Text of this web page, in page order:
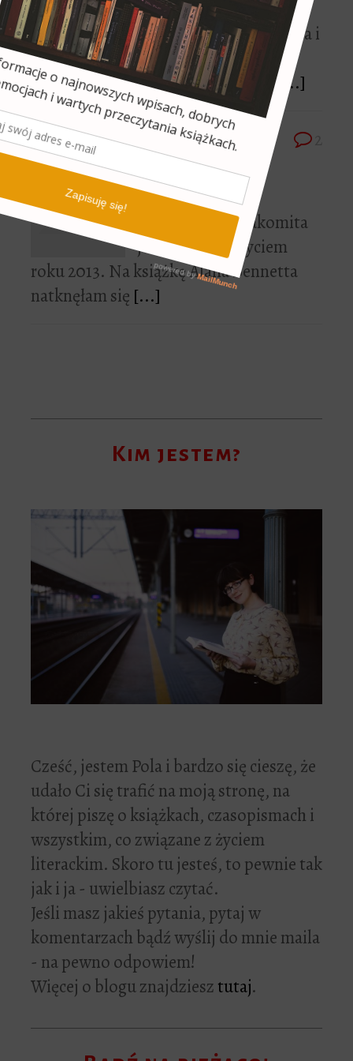
Maj rozpoczęłam
wycieczką do Trójmiasta i
początek miesiąca
zakończyłam jednocześnie lekturą [...]
19 lipca 2013
Czytelniczka
znakomita
Czytelniczka znakomita
jest moim odkryciem
roku 2013. Na książkę Alana Bennetta
natknęłam się [...]
Kim jestem?
Cześć, jestem Pola i bardzo się cieszę, że
udało Ci się trafić na moją stronę, na
której piszę o książkach, czasopismach i
wszystkim, co związane z życiem
literackim. Skoro tu jesteś, to pewnie tak
jak i ja - uwielbiasz czytać.
Jeśli masz jakieś pytania, pytaj w
komentarzach bądź wyślij do mnie maila
- na pewno odpowiem!
Więcej o blogu znajdziesztutaj.